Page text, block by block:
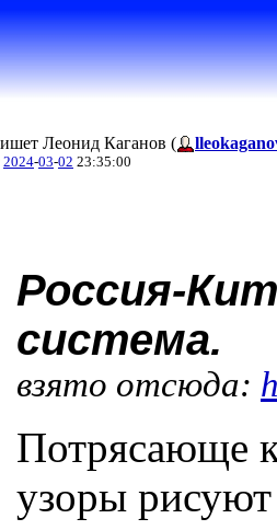
Леонид Каганов (
2024-03-02 23:35:00
Россия-
система.
взято отсюда:
Потрясающе
узоры